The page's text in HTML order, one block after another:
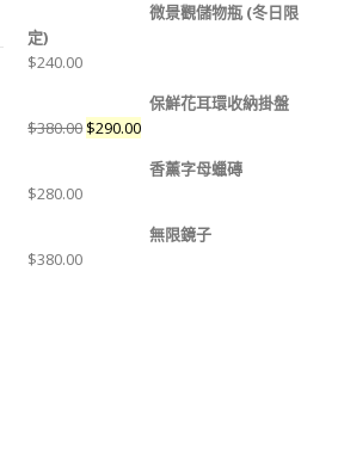
微景觀儲物瓶 (冬日限
定)
$240.00
保鮮花耳環收納掛盤
$380.00 $290.00
香薰字母蠟磚
$280.00
無限鏡子
$380.00